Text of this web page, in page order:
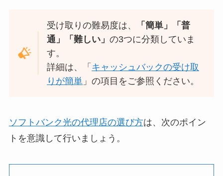
受け取りの難易度は、
「簡単」「普
通」「難しい」の3つに分類していま
す。
詳細は、「 キャッシュバックの受け取
りが簡単 」の項目をご参照ください。
ソフトバンク光の代理店の選び方は、次のポイン
トを意識して行いましょう。